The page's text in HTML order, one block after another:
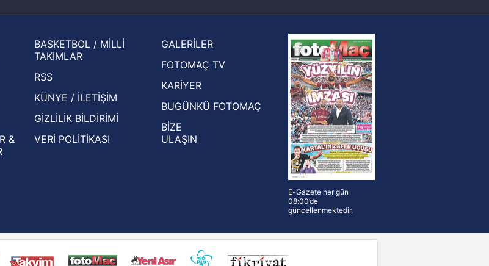
elerlerse...
gündem olan manşetler!
UEFA Avrupa Ligi'nde 3. Ön
Turu muhtemel rakipleri belli oldu!
Hernan Crespo, Meksika Ligi
ekiplerinden Atlas'ın yeni teknik direktörü
oldu
&
BASKETBOL / MİLLİ
TAKIMLAR
RSS
KÜNYE / İLETİŞİM
GİZLİLİK BİLDİRİMİ
VERİ POLİTİKASI
GALERİLER
FOTOMAÇ TV
KARİYER
BUGÜNKÜ FOTOMAÇ
BİZE
ULAŞIN
E-Gazete her gün
08:00’de
güncellenmektedir.